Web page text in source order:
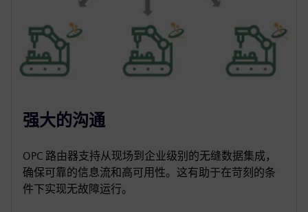
强大的沟通
OPC 路由器支持从现场到企业级别的无缝数据集成，
确保可靠的信息流和高可用性。这有助于在苛刻的条
件下实现无故障运行。